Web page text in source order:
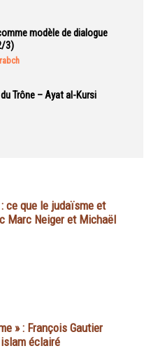
modèle de dialogue
3)
Trône – Ayat al-Kursi
ce que le judaïsme et
Marc Neiger et Michaël
» : François Gautier
éclairé